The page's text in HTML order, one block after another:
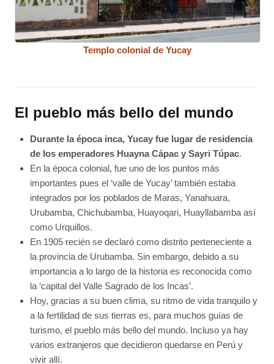
Templo colonial de Yucay
El pueblo más bello del mundo
Durante la época inca, Yucay fue lugar de residencia
de los emperadores Huayna Cápac y Sayri Túpac.
En la época colonial, fue uno de los puntos más
importantes pues el ‘valle de Yucay’ también estaba
integrados por los poblados de Maras, Yanahuara,
Urubamba, Chichubamba, Huayoqari, Huayllabamba así
como Urquillos.
En 1905 recién se declaró como distrito perteneciente a
la provincia de Urubamba. Sin embargo, debido a su
importancia a lo largo de la historia es reconocida como
la ‘capital del Valle Sagrado de los Incas’.
Hoy, gracias a su buen clima, su ritmo de vida tranquilo y
a la fertilidad de sus tierras es, para muchos guías de
turismo, el pueblo más bello del mundo. Incluso ya hay
varios extranjeros que decidieron quedarse en Perú y
vivir allí.